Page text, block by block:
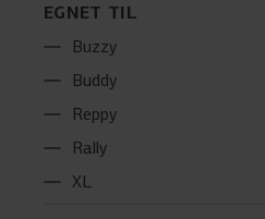
EGNET TIL
Buzzy
Buddy
Reppy
Rally
XL